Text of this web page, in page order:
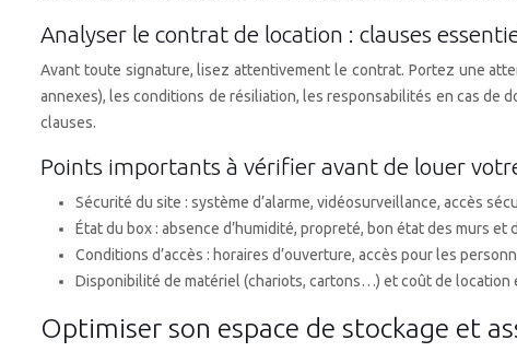
Analyser le contrat de location : clauses
Avant toute signature, lisez attentivement le contrat. Portez une
annexes), les conditions de résiliation, les responsabilités en cas de
clauses.
Points importants à vérifier avant de louer
Sécurité du site : système d’alarme, vidéosurveillance, accès
État du box : absence d’humidité, propreté, bon état des murs et
Conditions d’accès : horaires d’ouverture, accès pour les
Disponibilité de matériel (chariots, cartons…) et coût de location
Optimiser son espace de stockage et